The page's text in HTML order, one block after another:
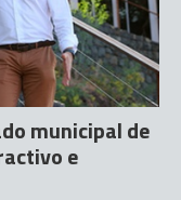
municipal de
e